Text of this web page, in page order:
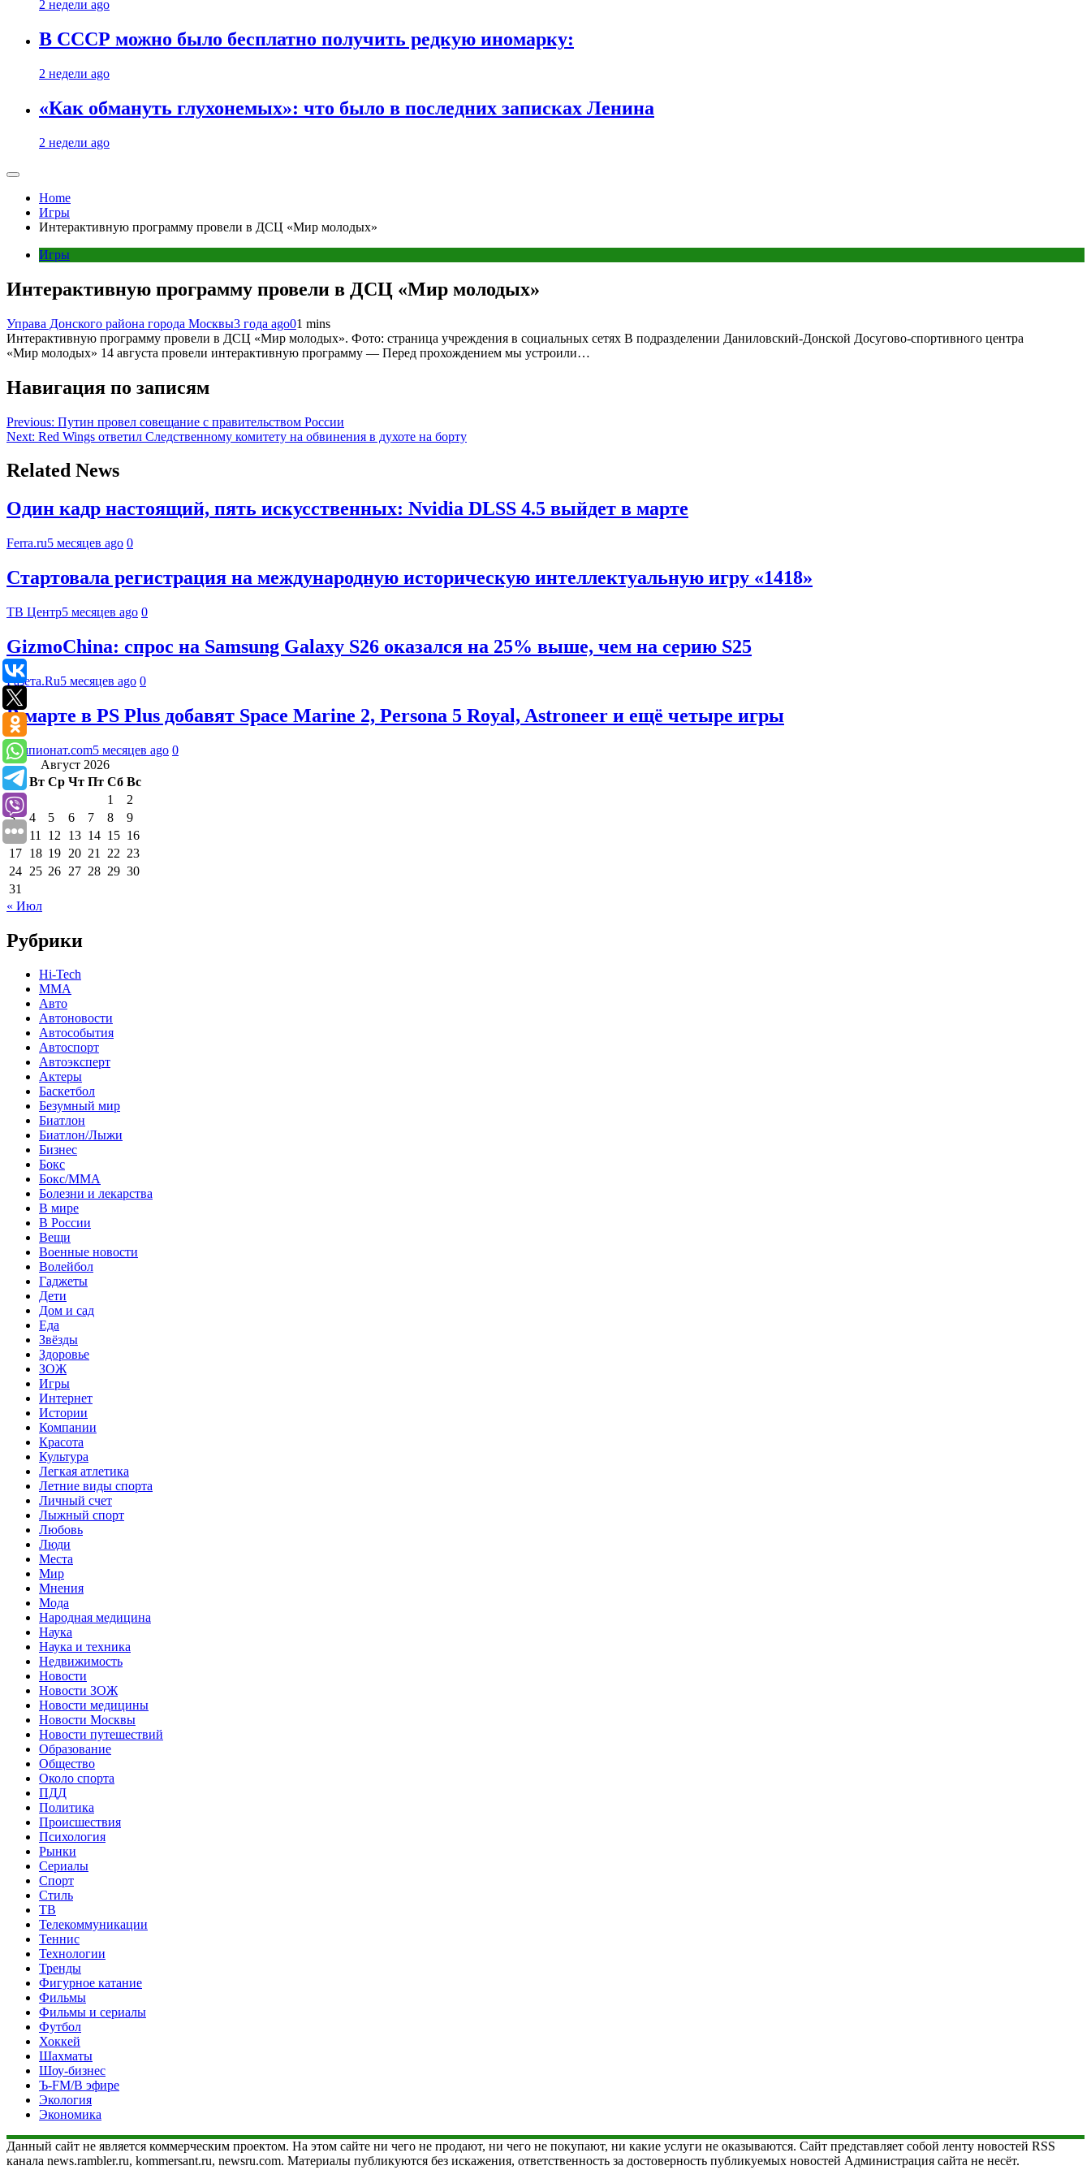
2 недели ago
В СССР можно было бесплатно получить редкую иномарку:
2 недели ago
«Как обмануть глухонемых»: что было в последних записках Ленина
2 недели ago
Home
Игры
Интерактивную программу провели в ДСЦ «Мир молодых»
Игры
Интерактивную программу провели в ДСЦ «Мир молодых»
Управа Донского района города Москвы3 года ago01 mins
Интерактивную программу провели в ДСЦ «Мир молодых». Фото: страница учреждения в социальных сетях В подразделении Даниловский-Донской Досугово-спортивного центра
«Мир молодых» 14 августа провели интерактивную программу — Перед прохождением мы устроили…
Навигация по записям
Previous: Путин провел совещание с правительством России
Next: Red Wings ответил Следственному комитету на обвинения в духоте на борту
Related News
Один кадр настоящий, пять искусственных: Nvidia DLSS 4.5 выйдет в марте
Ferra.ru5 месяцев ago 0
Стартовала регистрация на международную историческую интеллектуальную игру «1418»
ТВ Центр5 месяцев ago 0
GizmoChina: спрос на Samsung Galaxy S26 оказался на 25% выше, чем на серию S25
Газета.Ru5 месяцев ago 0
В марте в PS Plus добавят Space Marine 2, Persona 5 Royal, Astroneer и ещё четыре игры
Чемпионат.com5 месяцев ago 0
Август 2026
Пн Вт Ср Чт Пт Сб Вс
1
2
3
4 5 6 7 8
9
10 11 12 13 14 15 16
17 18 19 20 21 22 23
24 25 26 27 28 29 30
31
« Июл
Рубрики
Hi-Tech
MMA
Авто
Автоновости
Автособытия
Автоспорт
Автоэксперт
Актеры
Баскетбол
Безумный мир
Биатлон
Биатлон/Лыжи
Бизнес
Бокс
Бокс/MMA
Болезни и лекарства
В мире
В России
Вещи
Военные новости
Волейбол
Гаджеты
Дети
Дом и сад
Еда
Звёзды
Здоровье
ЗОЖ
Игры
Интернет
Истории
Компании
Красота
Культура
Легкая атлетика
Летние виды спорта
Личный счет
Лыжный спорт
Любовь
Люди
Места
Мир
Мнения
Мода
Народная медицина
Наука
Наука и техника
Недвижимость
Новости
Новости ЗОЖ
Новости медицины
Новости Москвы
Новости путешествий
Образование
Общество
Около спорта
ПДД
Политика
Происшествия
Психология
Рынки
Сериалы
Спорт
Стиль
ТВ
Телекоммуникации
Теннис
Технологии
Тренды
Фигурное катание
Фильмы
Фильмы и сериалы
Футбол
Хоккей
Шахматы
Шоу-бизнес
Ъ-FM/В эфире
Экология
Экономика
Данный сайт не является коммерческим проектом. На этом сайте ни чего не продают, ни чего не покупают, ни какие услуги не оказываются. Сайт представляет собой ленту новостей RSS
канала news.rambler.ru, kommersant.ru, newsru.com. Материалы публикуются без искажения, ответственность за достоверность публикуемых новостей Администрация сайта не несёт.